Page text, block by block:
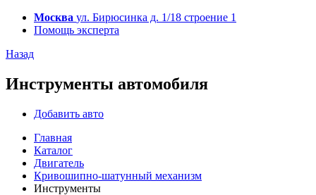
Москва ул. Бирюсинка д. 1/18 строение 1
Помощь эксперта
Назад
Инструменты автомобиля
Добавить авто
Главная
Каталог
Двигатель
Кривошипно-шатунный механизм
Инструменты